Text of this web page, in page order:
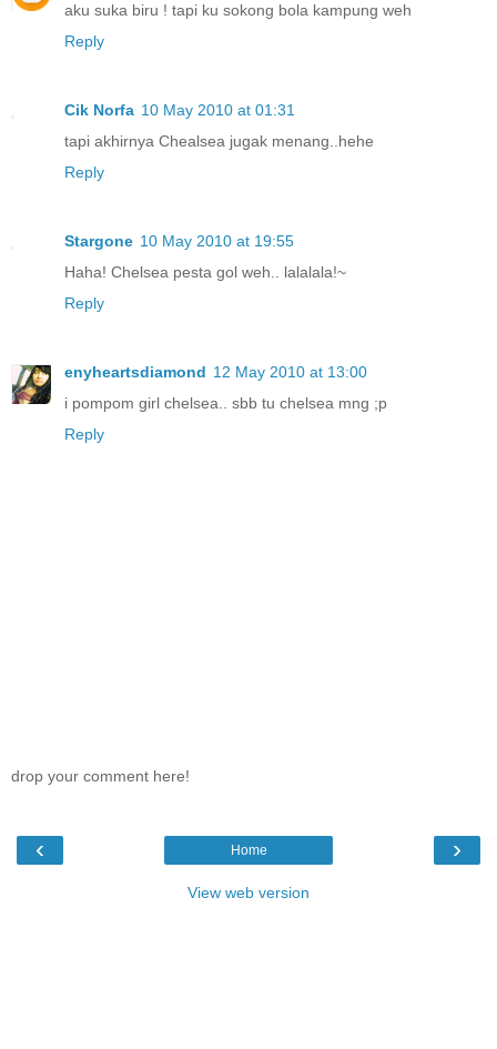
aku suka biru ! tapi ku sokong bola kampung weh
Reply
Cik Norfa 10 May 2010 at 01:31
tapi akhirnya Chealsea jugak menang..hehe
Reply
Stargone 10 May 2010 at 19:55
Haha! Chelsea pesta gol weh.. lalalala!~
Reply
enyheartsdiamond 12 May 2010 at 13:00
i pompom girl chelsea.. sbb tu chelsea mng ;p
Reply
drop your comment here!
‹ ›
Home
View web version